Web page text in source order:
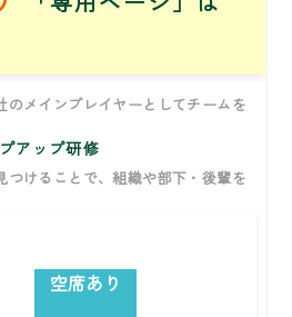
のメインプレイヤーとしてチームを
アップ研修
つけることで、組織や部下・後輩を
空席あり